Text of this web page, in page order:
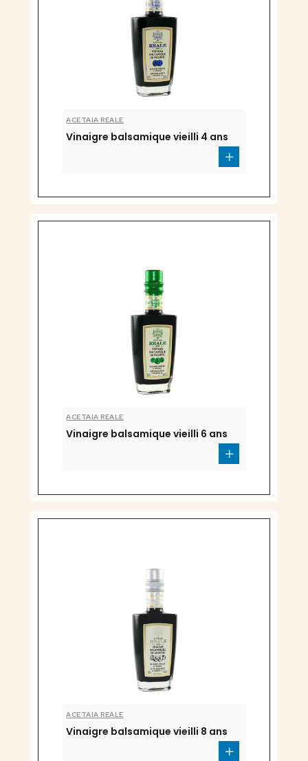
ACETAIA REALE
Vinaigre balsamique vieilli 4 ans
ACETAIA REALE
Vinaigre balsamique vieilli 6 ans
ACETAIA REALE
Vinaigre balsamique vieilli 8 ans